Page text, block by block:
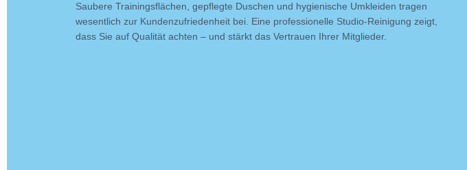
Saubere Trainingsflächen, gepflegte Duschen und hygienische Umkleiden tragen
wesentlich zur Kundenzufriedenheit bei. Eine professionelle Studio-Reinigung zeigt,
dass Sie auf Qualität achten – und stärkt das Vertrauen Ihrer Mitglieder.